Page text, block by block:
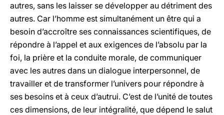
autres, sans les laisser se développer au détriment des
autres. Car l’homme est simultanément un être qui a
besoin d’accroître ses connaissances scientifiques, de
répondre à l’appel et aux exigences de l’absolu par la
foi, la prière et la conduite morale, de communiquer
avec les autres dans un dialogue interpersonnel, de
travailler et de transformer l’univers pour répondre à
ses besoins et à ceux d’autrui. C’est de l’unité de toutes
ces dimensions, de leur intégralité, que dépend le salut